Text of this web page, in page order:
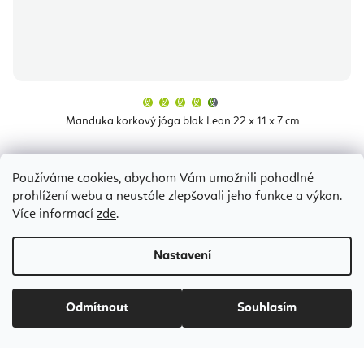
Používáme cookies, abychom Vám umožnili pohodlné
prohlížení webu a neustále zlepšovali jeho funkce a výkon.
Více informací zde.
Nastavení
Odmítnout Souhlasím
Manduka korkový jóga blok Lean 22 x 11 x 7 cm
produktu
je
z
5
Dočasně vyprodáno
532 Kč